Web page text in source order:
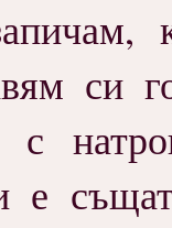
си
с
е